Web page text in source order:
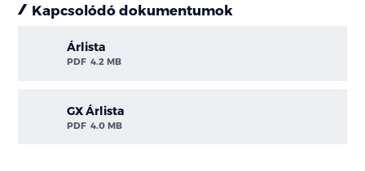
Kapcsolódó dokumentumok
Árlista
PDF 4.2 MB
GX Árlista
PDF 4.0 MB